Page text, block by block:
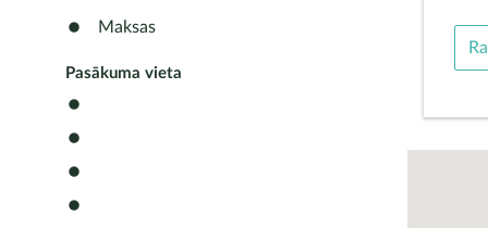
Maksas
Pasākuma vieta